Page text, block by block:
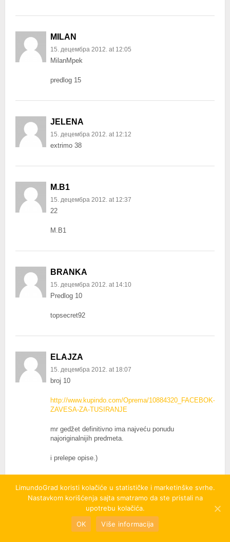
MILAN
15. децембра 2012. at 12:05
MilanMpek
predlog 15
JELENA
15. децембра 2012. at 12:12
extrimo 38
M.B1
15. децембра 2012. at 12:37
22
M.B1
BRANKA
15. децембра 2012. at 14:10
Predlog 10
topsecret92
ELAJZA
15. децембра 2012. at 18:07
broj 10
http://www.kupindo.com/Oprema/10884320_FACEBOK-
ZAVESA-ZA-TUSIRANJE
mr gedžet definitivno ima najveću ponudu
najoriginalnijih predmeta.
i prelepe opise.)
MARINA
15. децембра 2012. at 20:13
Mema255
Predlog 21
LimundoGrad koristi kolačiće u statističke i marketinške svrhe.
Nastavkom korišćenja sajta smatramo da ste pristali na
upotrebu kolačića.
OK
Više informacija